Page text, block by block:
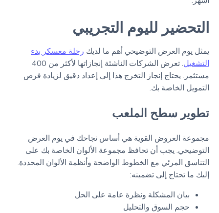
التحضير لليوم التجريبي
يمثل يوم العرض التوضيحي أهم ما لديك رحلة معسكر بدء
التشغيل
. تعرض الشركات الناشئة إنجازاتها لأكثر من 400
مستثمر. يحتاج إنجاز التخرج هذا إلى إعداد دقيق لزيادة فرص
التمويل الخاصة بك.
تطوير سطح الملعب
مجموعة العروض القوية هي أساس نجاحك في يوم العرض
التوضيحي. يجب أن تحافظ مجموعة الألوان الخاصة بك على
التناسق المرئي مع الخطوط الواضحة وأنظمة الألوان المحددة.
إليك ما تحتاج إلى تضمينه:
بيان المشكلة ونظرة عامة على الحل
حجم السوق والتحليل